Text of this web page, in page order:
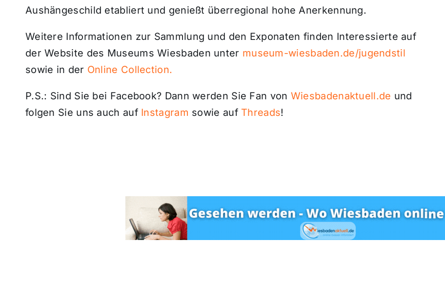
Aushängeschild etabliert und genießt überregional hohe Anerkennung.
Weitere Informationen zur Sammlung und den Exponaten finden Interessierte auf
der Website des Museums Wiesbaden unter museum-wiesbaden.de/jugendstil
sowie in der Online Collection.
P.S.: Sind Sie bei Facebook? Dann werden Sie Fan von Wiesbadenaktuell.de und
folgen Sie uns auch auf Instagram sowie auf Threads!